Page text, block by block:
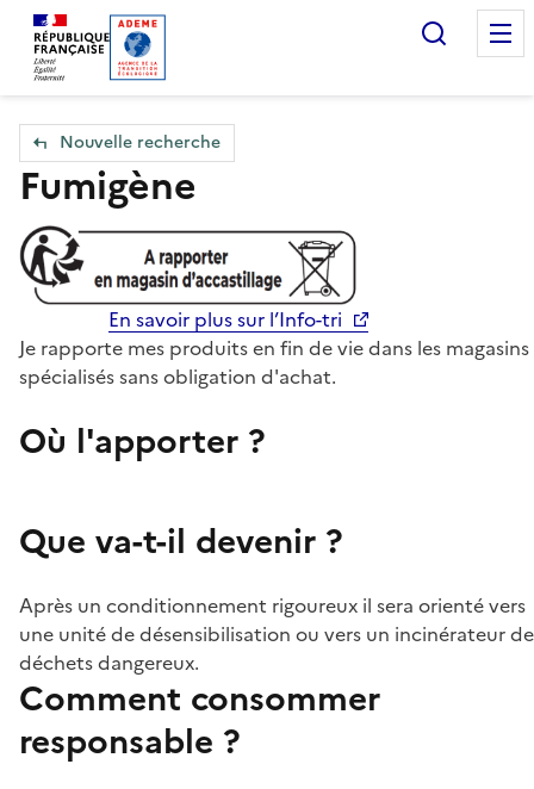
Accueil — Que Faire de mes objets & déchets
Nouvelle recherche
Fumigène
En savoir plus sur l’Info-tri
Je rapporte mes produits en fin de vie dans les magasins
spécialisés sans obligation d'achat.
Où l'apporter ?
Que va-t-il devenir ?
Après un conditionnement rigoureux il sera orienté vers
une unité de désensibilisation ou vers un incinérateur de
déchets dangereux.
Comment consommer
responsable ?